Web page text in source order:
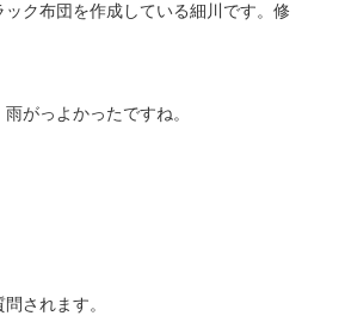
ク布団を作成している細川です。修
っよかったですね。
されます。